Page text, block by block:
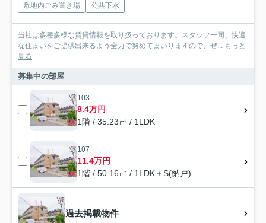
敷地内ごみ置き場
公共下水
当社は多種多様な賃貸情報を取り扱っております。スタッフ一同、快適
な住まいをご提供出来るよう全力で努めてまいりますので、ぜ...
もっと
見る
募集中の部屋
103
8.4万円
1階 / 35.23㎡ / 1LDK
107
11.4万円
1階 / 50.16㎡ / 1LDK＋S(納戸)
過去掲載物件